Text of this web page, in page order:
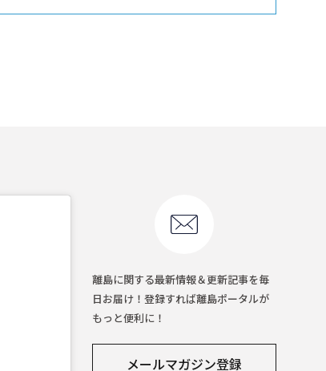
離島に関する最新情報＆更新記事を毎
日お届け！登録すれば離島ポータルが
もっと便利に！
メールマガジン登録